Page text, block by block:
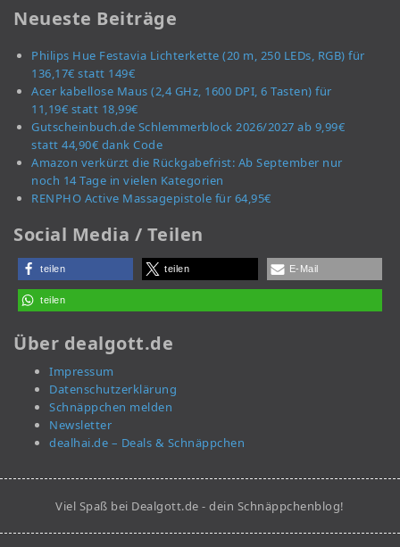
Neueste Beiträge
Philips Hue Festavia Lichterkette (20 m, 250 LEDs, RGB) für
136,17€ statt 149€
Acer kabellose Maus (2,4 GHz, 1600 DPI, 6 Tasten) für
11,19€ statt 18,99€
Gutscheinbuch.de Schlemmerblock 2026/2027 ab 9,99€
statt 44,90€ dank Code
Amazon verkürzt die Rückgabefrist: Ab September nur
noch 14 Tage in vielen Kategorien
RENPHO Active Massagepistole für 64,95€
Social Media / Teilen
teilen teilen E-Mail
teilen
Über dealgott.de
Impressum
Datenschutzerklärung
Schnäppchen melden
Newsletter
dealhai.de – Deals & Schnäppchen
Viel Spaß bei Dealgott.de - dein Schnäppchenblog!